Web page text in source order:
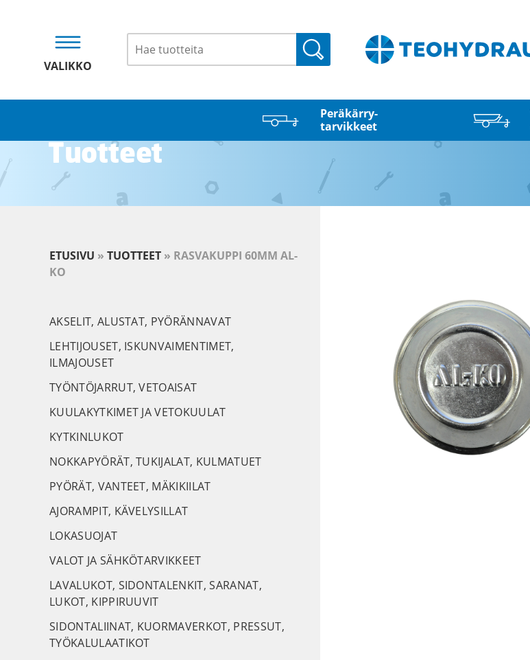
VALIKKO
Haku
Peräkärry­
tarvikkeet
Tuotteet
ETUSIVU » TUOTTEET » RASVAKUPPI 60MM AL-
KO
AKSELIT, ALUSTAT, PYÖRÄNNAVAT
LEHTIJOUSET, ISKUNVAIMENTIMET,
ILMAJOUSET
TYÖNTÖJARRUT, VETOAISAT
KUULAKYTKIMET JA VETOKUULAT
KYTKINLUKOT
NOKKAPYÖRÄT, TUKIJALAT, KULMATUET
PYÖRÄT, VANTEET, MÄKIKIILAT
AJORAMPIT, KÄVELYSILLAT
LOKASUOJAT
VALOT JA SÄHKÖTARVIKKEET
LAVALUKOT, SIDONTALENKIT, SARANAT,
LUKOT, KIPPIRUUVIT
SIDONTALIINAT, KUORMAVERKOT, PRESSUT,
TYÖKALULAATIKOT